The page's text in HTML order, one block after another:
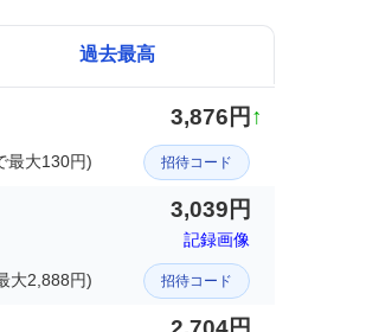
過去最高
3,876円 ↑
最大130円) 招待コード
3,039円
記録画像
大2,888円) 招待コード